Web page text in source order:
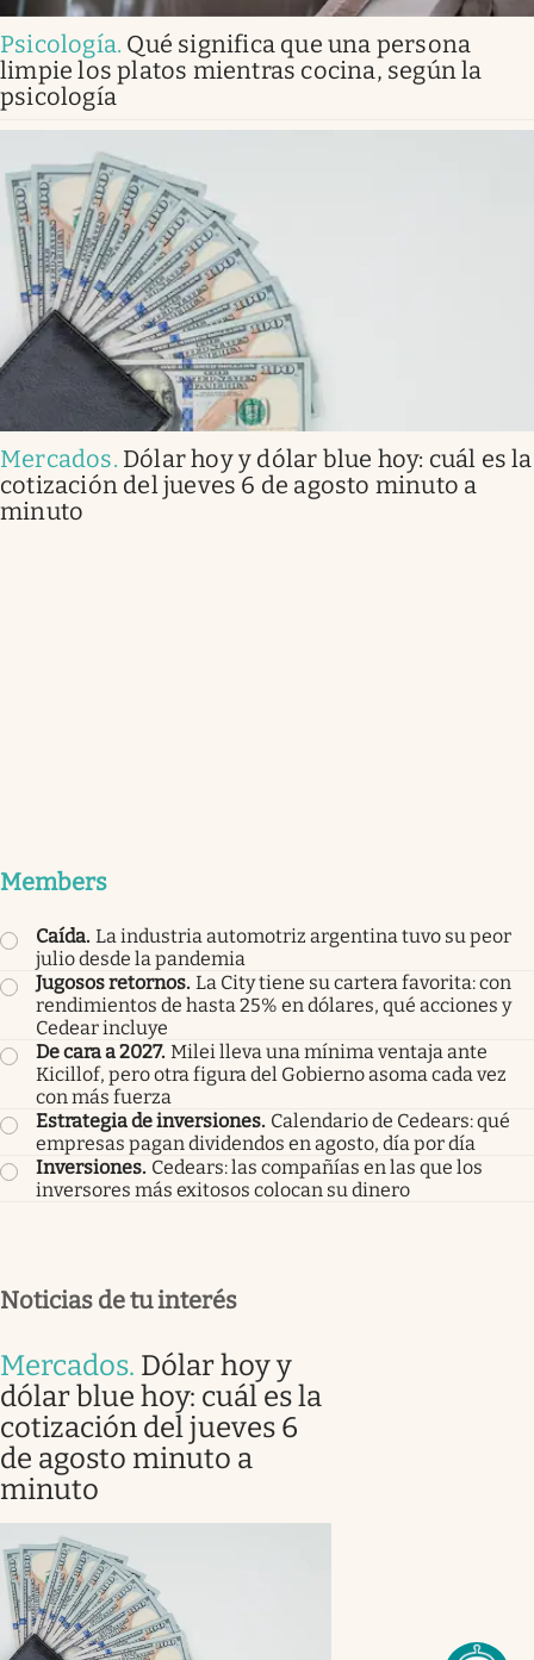
Psicología. Qué significa que una persona
limpie los platos mientras cocina, según la
psicología
Mercados. Dólar hoy y dólar blue hoy: cuál es la
cotización del jueves 6 de agosto minuto a
minuto
Members
Caída. La industria automotriz argentina tuvo su peor
julio desde la pandemia
Jugosos retornos. La City tiene su cartera favorita: con
rendimientos de hasta 25% en dólares, qué acciones y
Cedear incluye
De cara a 2027. Milei lleva una mínima ventaja ante
Kicillof, pero otra figura del Gobierno asoma cada vez
con más fuerza
Estrategia de inversiones. Calendario de Cedears: qué
empresas pagan dividendos en agosto, día por día
Inversiones. Cedears: las compañías en las que los
inversores más exitosos colocan su dinero
Noticias de tu interés
Mercados. Dólar hoy y
dólar blue hoy: cuál es la
cotización del jueves 6
de agosto minuto a
minuto